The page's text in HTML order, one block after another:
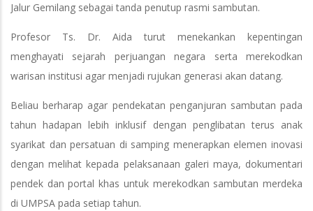
Jalur Gemilang sebagai tanda penutup rasmi sambutan.
Profesor Ts. Dr. Aida turut menekankan kepentingan
menghayati sejarah perjuangan negara serta merekodkan
warisan institusi agar menjadi rujukan generasi akan datang.
Beliau berharap agar pendekatan penganjuran sambutan pada
tahun hadapan lebih inklusif dengan penglibatan terus anak
syarikat dan persatuan di samping menerapkan elemen inovasi
dengan melihat kepada pelaksanaan galeri maya, dokumentari
pendek dan portal khas untuk merekodkan sambutan merdeka
di UMPSA pada setiap tahun.